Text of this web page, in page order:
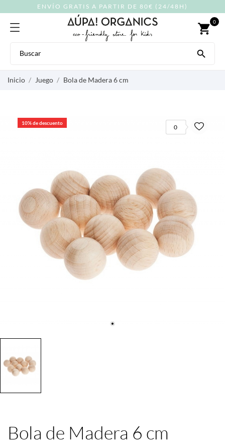
ENVÍO GRATIS A PARTIR DE 80€ (24/48H)
shopping_cart 0

Inicio Juego Bola de Madera 6 cm
10% de descuento
0
Bola de Madera 6 cm